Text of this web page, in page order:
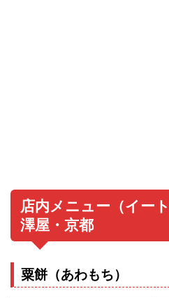
店内メニュー（イー
澤屋・京都
粟餅（あわもち）